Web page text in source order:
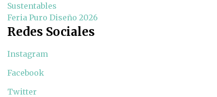
Sustentables
Feria Puro Diseño 2026
Redes Sociales
Instagram
Facebook
Twitter